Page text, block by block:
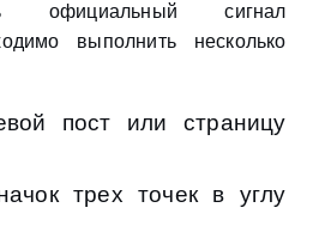
официальный сигнал
выполнить несколько
пост или страницу
трех точек в углу